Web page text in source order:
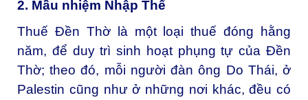
2. Mầu nhiệm Nhập Thể
Thuế Đền Thờ là một loại thuế đóng hằng
năm, để duy trì sinh hoạt phụng tự của Đền
Thờ; theo đó, mỗi người đàn ông Do Thái, ở
Palestin cũng như ở những nơi khác, đều có